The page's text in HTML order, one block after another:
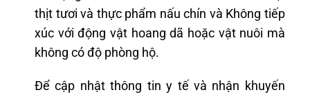
thịt tươi và thực phẩm nấu chín và Không tiếp
xúc với động vật hoang dã hoặc vật nuôi mà
không có độ phòng hộ.
Để cập nhật thông tin y tế và nhận khuyến